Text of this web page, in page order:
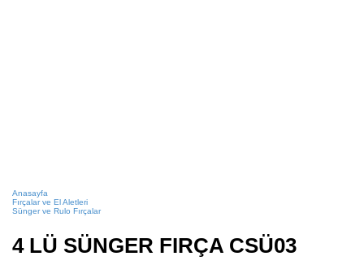
Anasayfa
Fırçalar ve El Aletleri
Sünger ve Rulo Fırçalar
4 LÜ SÜNGER FIRÇA CSÜ03